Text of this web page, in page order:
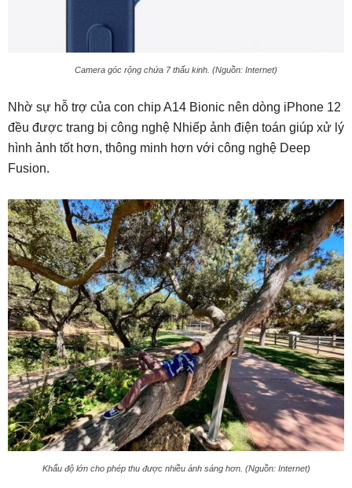
Camera góc rộng chứa 7 thấu kinh. (Nguồn: Internet)
Nhờ sự hỗ trợ của con chip A14 Bionic nên dòng iPhone 12
đều được trang bị công nghệ Nhiếp ảnh điện toán giúp xử lý
hình ảnh tốt hơn, thông minh hơn với công nghệ Deep
Fusion.
Khẩu độ lớn cho phép thu được nhiều ánh sáng hơn. (Nguồn: Internet)